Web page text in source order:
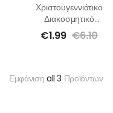
Χριστουγεννιάτικο
Διακοσμητικό
Πυροτέχνημα Με
Τηλεχειριστήριο
€1.99 €6.10
Εμφάνιση all 3 Προϊόντων